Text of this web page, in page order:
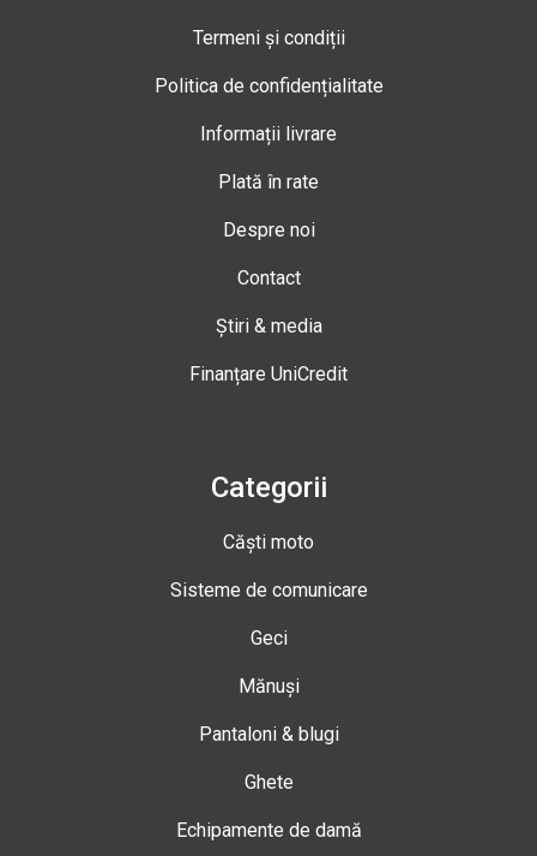
Termeni și condiții
Politica de confidențialitate
Informații livrare
Plată în rate
Despre noi
Contact
Știri & media
Finanțare UniCredit
Categorii
Căști moto
Sisteme de comunicare
Geci
Mănuși
Pantaloni & blugi
Ghete
Echipamente de damă